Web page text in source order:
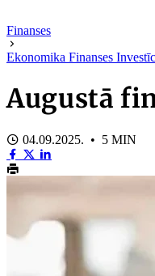
Finanses
Ekonomika Finanses
Augustā
04.09.2025. • 5 MIN